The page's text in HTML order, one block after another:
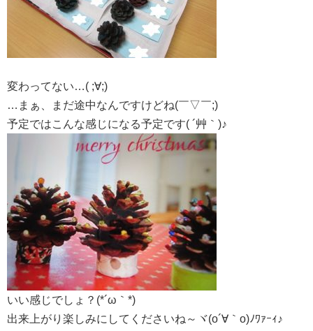
変わってない…( ;∀;)
…まぁ、まだ途中なんですけどね(￣▽￣;)
予定ではこんな感じになる予定です( ´艸｀)♪
いい感じでしょ？(*´ω｀*)
出来上がり楽しみにしてくださいね～ヾ(o´∀｀o)ﾉﾜｧｰｨ♪